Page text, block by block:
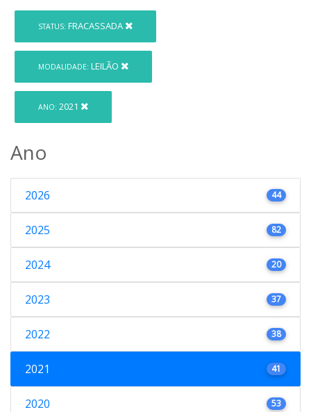
STATUS: FRACASSADA
MODALIDADE: LEILÃO
ANO: 2021
Ano
2026 44
2025 82
2024 20
2023 37
2022 38
2021 41
2020 53